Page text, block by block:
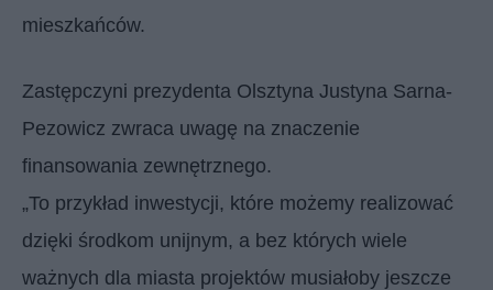
mieszkańców.
Zastępczyni prezydenta Olsztyna Justyna Sarna-
Pezowicz zwraca uwagę na znaczenie
finansowania zewnętrznego.
„To przykład inwestycji, które możemy realizować
dzięki środkom unijnym, a bez których wiele
ważnych dla miasta projektów musiałoby jeszcze